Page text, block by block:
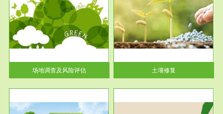
场地调查及风险评估
土壤修复
土壤修复